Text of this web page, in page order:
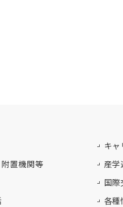
置機関等
キ
産学
国際
各種